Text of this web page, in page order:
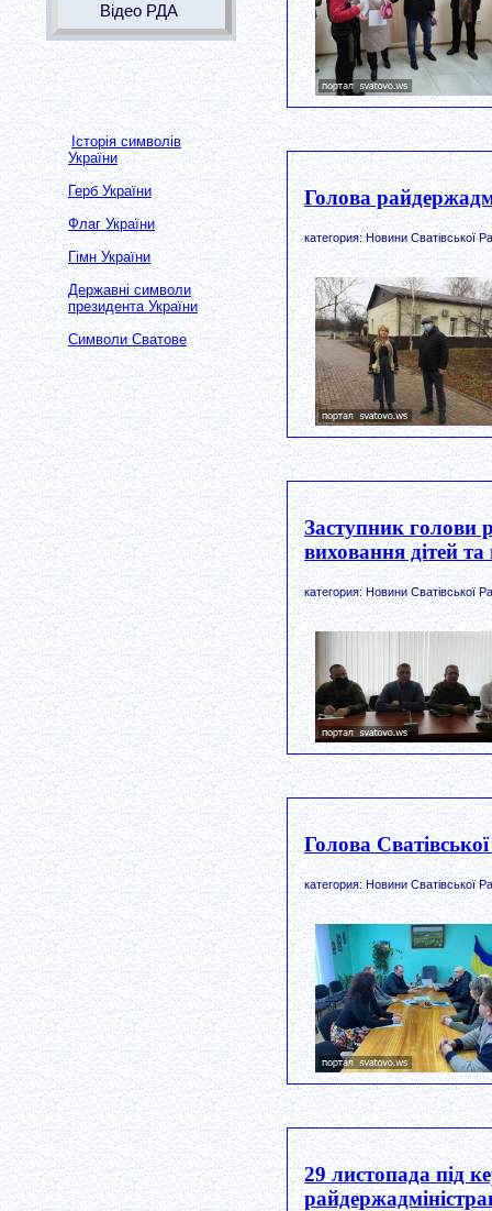
Відео РДА
Історія символів
України
Герб України
Флаг України
Гімн України
Державні символи
президента України
Символи Сватове
Голова
категория: Новини Сватівської
Заступник голови
виховання дітей та
категория: Новини Сватівської
Голова
категория: Новини Сватівської
29 листопада під